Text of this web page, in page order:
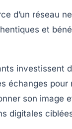
d’un réseau
et
investissent
échanges
son image
digitales